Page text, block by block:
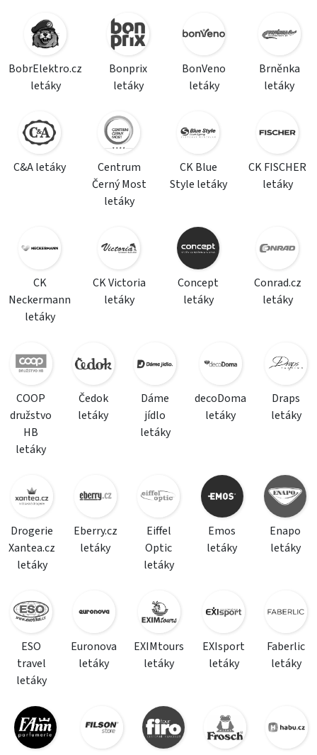
BobrElektro.cz
letáky
Bonprix
letáky
BonVeno
letáky
Brněnka
letáky
C&A letáky
Centrum
Černý Most
letáky
CK Blue
Style letáky
CK FISCHER
letáky
CK
Neckermann
letáky
CK Victoria
letáky
Concept
letáky
Conrad.cz
letáky
COOP
družstvo
HB
letáky
Čedok
letáky
Dáme
jídlo
letáky
decoDoma
letáky
Draps
letáky
Drogerie
Xantea.cz
letáky
Eberry.cz
letáky
Eiffel
Optic
letáky
Emos
letáky
Enapo
letáky
ESO
travel
letáky
Euronova
letáky
EXIMtours
letáky
EXIsport
letáky
Faberlic
letáky